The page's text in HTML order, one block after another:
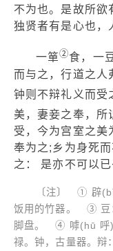
不为也。是故所欲
独贤者有是心也，
一箪②食，一豆
而与之，行道之人
钟则不辩礼义而受
美，妻妾之奉，所
受，今为宫室之美
奉为之;乡为身死
之： 是亦不可以
〔注〕 ① 辟
饭用的竹器。 ③ 豆
脚盘。 ④ 嘑(hū 呼)
禄。钟，古量器。